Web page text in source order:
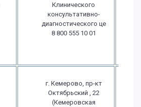
Клинического
консультативно-
диагностического це
8 800 555 10 01
г. Кемерово, пр-кт
Октябрьский , 22
(Кемеровская